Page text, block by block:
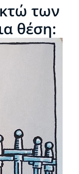
των
θέση: